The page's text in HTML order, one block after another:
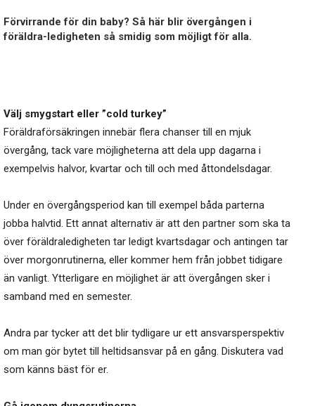
Förvirrande för din baby? Så här blir övergången i
föräldra-ledigheten så smidig som möjligt för alla.
Välj smygstart eller ”cold turkey”
Föräldraförsäkringen innebär flera chanser till en mjuk
övergång, tack vare möjligheterna att dela upp dagarna i
exempelvis halvor, kvartar och till och med åttondelsdagar.
Under en övergångsperiod kan till exempel båda parterna
jobba halvtid. Ett annat alternativ är att den partner som ska ta
över föräldraledigheten tar ledigt kvartsdagar och antingen tar
över morgonrutinerna, eller kommer hem från jobbet tidigare
än vanligt. Ytterligare en möjlighet är att övergången sker i
samband med en semester.
Andra par tycker att det blir tydligare ur ett ansvarsperspektiv
om man gör bytet till heltidsansvar på en gång. Diskutera vad
som känns bäst för er.